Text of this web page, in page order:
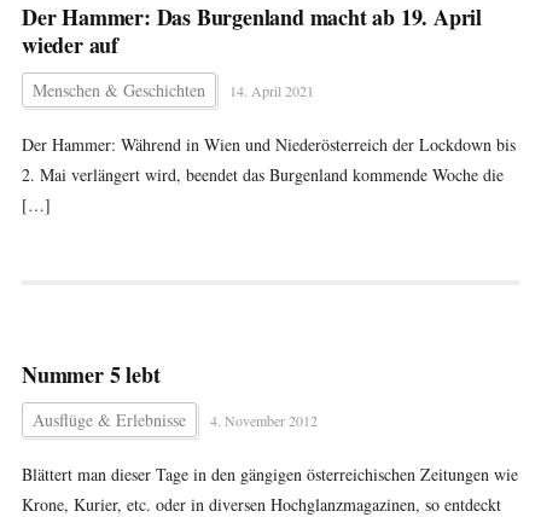
Der Hammer: Das Burgenland macht ab 19. April
wieder auf
Menschen & Geschichten 14. April 2021
Der Hammer: Während in Wien und Niederösterreich der Lockdown bis
2. Mai verlängert wird, beendet das Burgenland kommende Woche die
[…]
Nummer 5 lebt
Ausflüge & Erlebnisse 4. November 2012
Blättert man dieser Tage in den gängigen österreichischen Zeitungen wie
Krone, Kurier, etc. oder in diversen Hochglanzmagazinen, so entdeckt